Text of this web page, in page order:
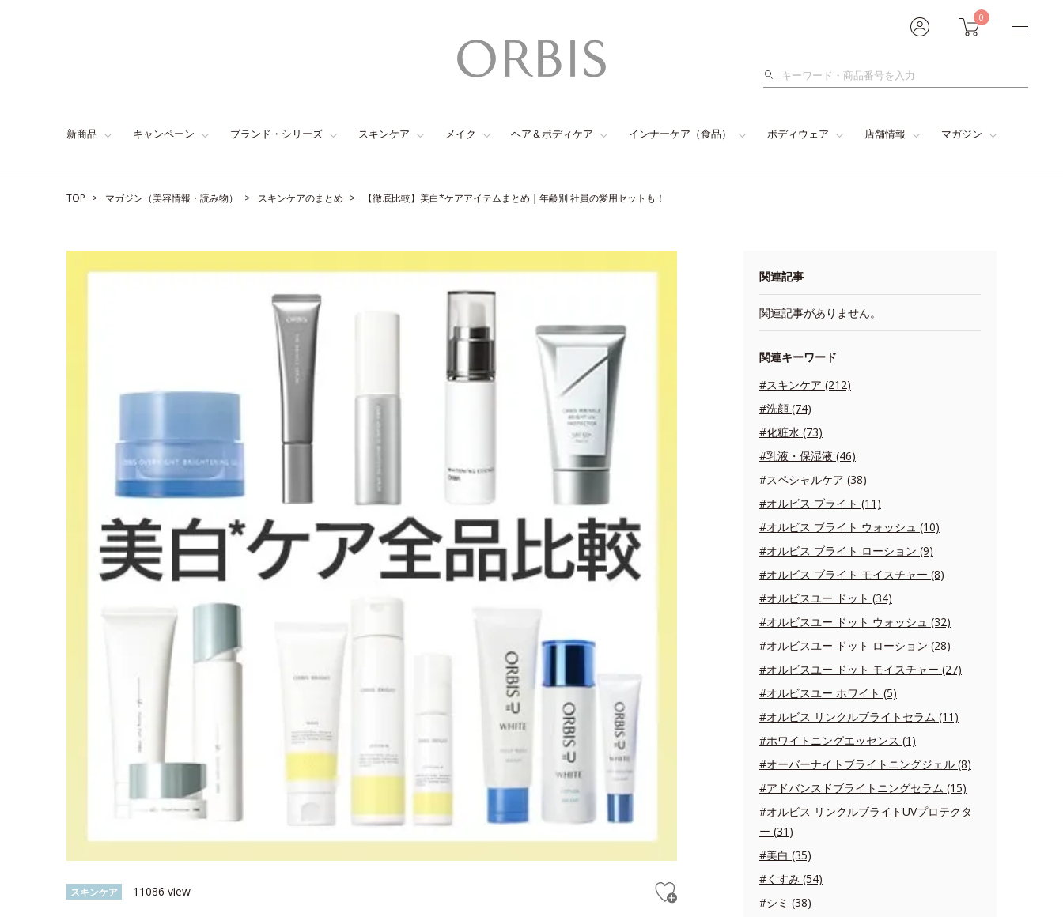
0
検
新商品 キャンペーン ブランド・シリーズ スキンケア メイク ヘア＆ボディケア インナーケア（食品） ボディウェア 店舗情報 マガジン
TOP マガジン（美容情報・読み物） スキンケアのまとめ 【徹底比較】美白*ケアアイテムまとめ｜年齢別 社員の愛用セットも！
スキンケア 11086 view
関連記事
関連記事がありません。
関連キーワード
#スキンケア (212)
#洗顔 (74)
#化粧水 (73)
#乳液・保湿液 (46)
#スペシャルケア (38)
#オルビス ブライト (11)
#オルビス ブライト ウォッシュ (10)
#オルビス ブライト ローション (9)
#オルビス ブライト モイスチャー (8)
#オルビスユー ドット (34)
#オルビスユー ドット ウォッシュ (32)
#オルビスユー ドット ローション (28)
#オルビスユー ドット モイスチャー (27)
#オルビスユー ホワイト (5)
#オルビス リンクルブライトセラム (11)
#ホワイトニングエッセンス (1)
#オーバーナイトブライトニングジェル (8)
#アドバンスドブライトニングセラム (15)
#オルビス リンクルブライトUVプロテクタ
ー (31)
#美白 (35)
#くすみ (54)
#シミ (38)